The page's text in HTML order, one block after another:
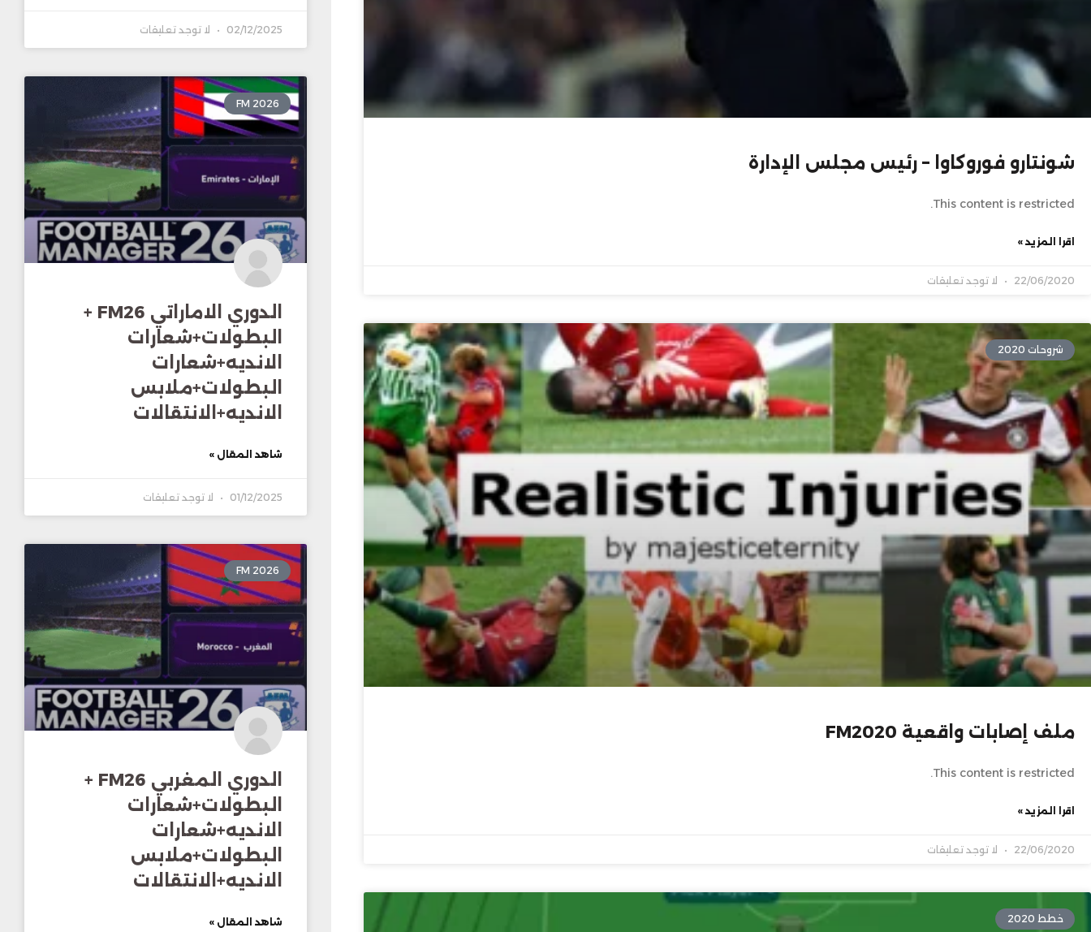
شونتارو فوروكاوا – رئيس مجلس الإدارة
This content is restricted.
اقرا المزيد »
22/06/2020 لا توجد تعليقات
شروحات 2020
ملف إصابات واقعية FM2020
This content is restricted.
اقرا المزيد »
22/06/2020 لا توجد تعليقات
خطط 2020
02/12/2025 لا توجد تعليقات
FM 2026
الدوري الاماراتي FM26 +
البطولات+شعارات
الانديه+شعارات
البطولات+ملابس
الانديه+الانتقالات
شاهد المقال »
01/12/2025 لا توجد تعليقات
FM 2026
الدوري المغربي FM26 +
البطولات+شعارات
الانديه+شعارات
البطولات+ملابس
الانديه+الانتقالات
شاهد المقال »